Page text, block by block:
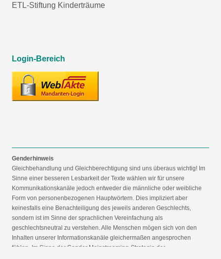
ETL-Stiftung Kinderträume
Login-Bereich
Genderhinweis
Gleichbehandlung und Gleichberechtigung sind uns überaus wichtig! Im
Sinne einer besseren Lesbarkeit der Texte wählen wir für unsere
Kommunikationskanäle jedoch entweder die männliche oder weibliche
Form von personenbezogenen Hauptwörtern. Dies impliziert aber
keinesfalls eine Benachteiligung des jeweils anderen Geschlechts,
sondern ist im Sinne der sprachlichen Vereinfachung als
geschlechtsneutral zu verstehen. Alle Menschen mögen sich von den
Inhalten unserer Informationskanäle gleichermaßen angesprochen
fühlen. Im Sinne der Gender Mainstreaming-Strategie der